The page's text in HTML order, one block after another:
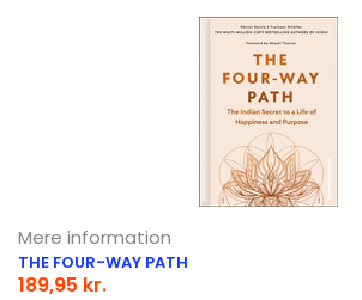
Mere information
THE FOUR-WAY PATH
189,95 kr.